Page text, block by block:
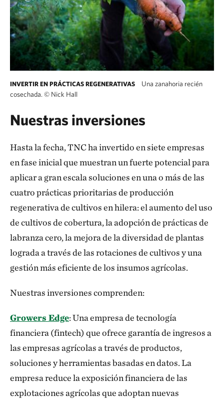
INVERTIR EN PRÁCTICAS REGENERATIVAS
Una zanahoria recién
cosechada. © Nick Hall
Nuestras inversiones
Hasta la fecha, TNC ha invertido en siete empresas
en fase inicial que muestran un fuerte potencial para
aplicar a gran escala soluciones en una o más de las
cuatro prácticas prioritarias de producción
regenerativa de cultivos en hilera: el aumento del uso
de cultivos de cobertura, la adopción de prácticas de
labranza cero, la mejora de la diversidad de plantas
lograda a través de las rotaciones de cultivos y una
gestión más eficiente de los insumos agrícolas.
Nuestras inversiones comprenden:
Growers Edge: Una empresa de tecnología
financiera (fintech) que ofrece garantía de ingresos a
las empresas agrícolas a través de productos,
soluciones y herramientas basadas en datos. La
empresa reduce la exposición financiera de las
explotaciones agrícolas que adoptan nuevas